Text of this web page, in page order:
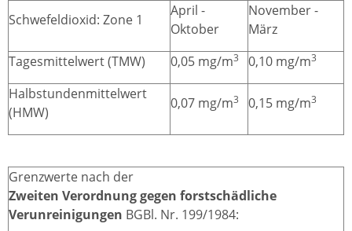
Schwefeldioxid: Zone 1
April -
Oktober
November -
März
Tagesmittelwert (TMW)
0,05 mg/m3 0,10 mg/m3
Halbstundenmittelwert
(HMW)
0,07 mg/m3 0,15 mg/m3
Grenzwerte nach der
Zweiten Verordnung gegen forstschädliche
Verunreinigungen BGBl. Nr. 199/1984: